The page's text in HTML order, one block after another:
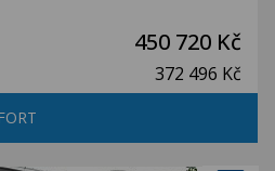
450 720 Kč
372 496 Kč